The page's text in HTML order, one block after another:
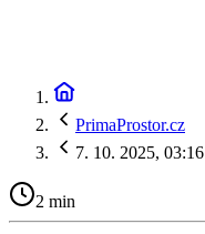
PrimaProstor.cz
7. 10. 2025, 03:16
2 min